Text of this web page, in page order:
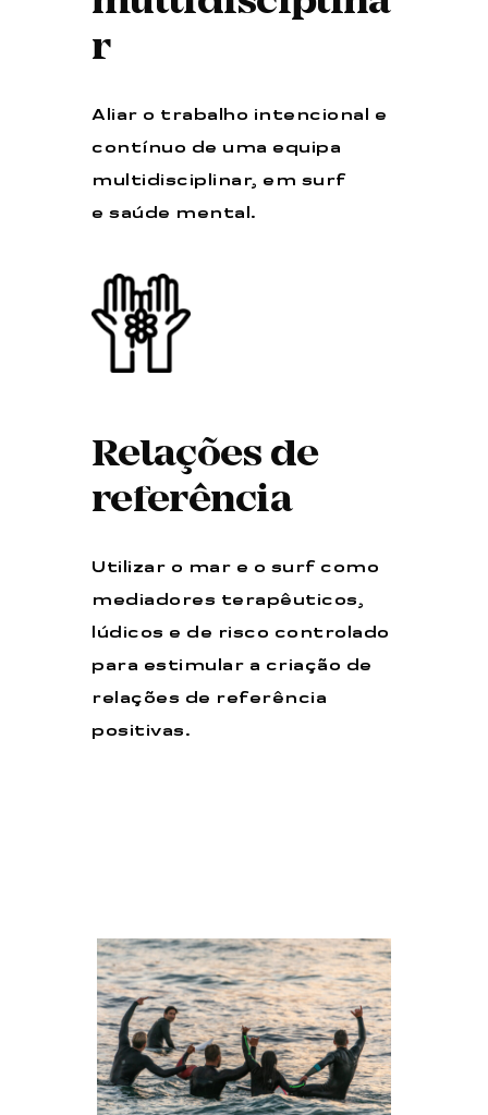
r
Aliar o trabalho intencional e
contínuo de uma equipa
multidisciplinar, em surf
e saúde mental.
Relações de
referência
Utilizar o mar e o surf como
mediadores terapêuticos,
lúdicos e de risco controlado
para estimular a criação de
relações de referência
positivas.